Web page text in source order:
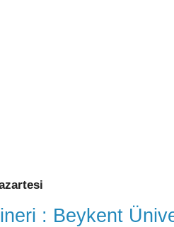
: Beykent